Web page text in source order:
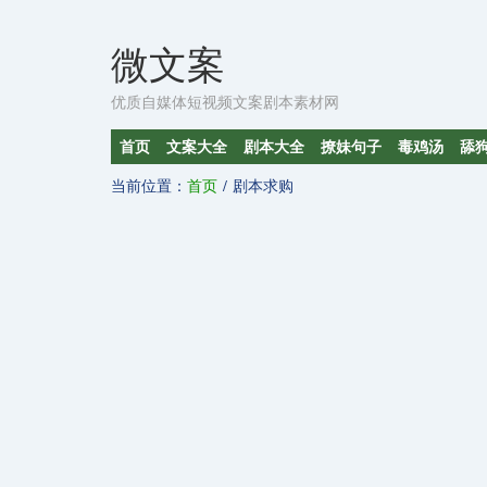
微文案
优质自媒体短视频文案剧本素材网
首页 文案大全 剧本大全 撩妹句子 毒鸡汤 舔
当前位置： 首页 剧本求购